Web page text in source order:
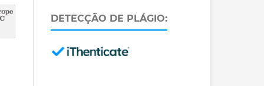
DETECÇÃO DE PLÁGIO: